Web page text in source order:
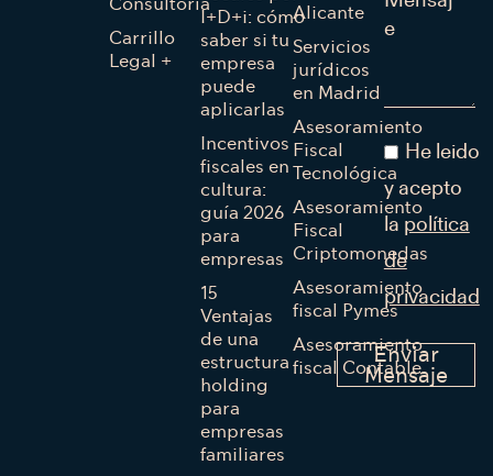
Carrillo
Legal +
I+D+i: cómo
saber si tu
empresa
puede
aplicarlas
Incentivos
fiscales en
cultura:
guía 2026
para
empresas
15
Ventajas
de una
estructura
holding
para
empresas
familiares
Alicante
Servicios
jurídicos
en Madrid
Asesoramiento
Fiscal
Tecnológica
Asesoramiento
Fiscal
Criptomonedas
Asesoramiento
fiscal Pymes
Asesoramiento
fiscal Contable
He leido
y acepto
la política
de
privacidad
Enviar
Mensaje